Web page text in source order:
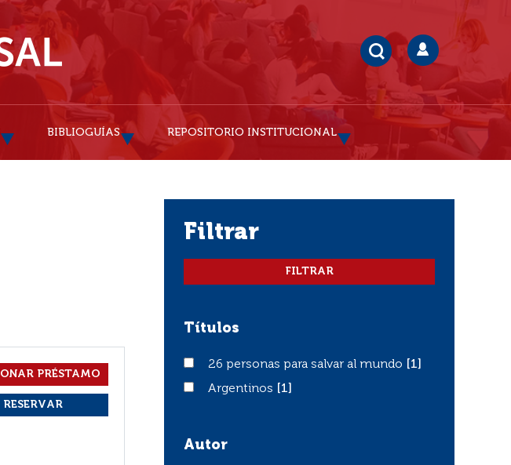
BIBLIOGUÍAS REPOSITORIO INSTITUCIONAL
filtrar
Títulos
26 personas para salvar al mundo
26 personas para salvar al mundo
[1]
Argentinos
Argentinos [1]
Autor